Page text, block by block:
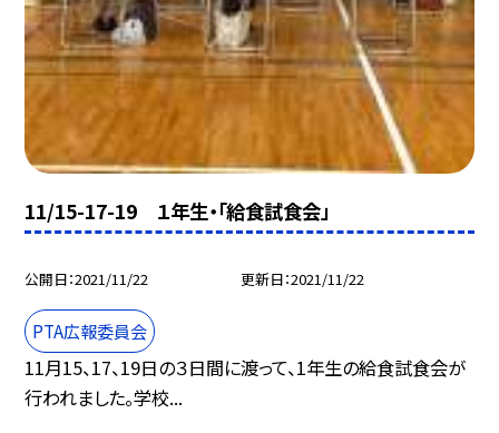
11/15-17-19 １年生・「給食試食会」
公開日 2021/11/22 更新日 2021/11/22
PTA広報委員会
11月15、17、19日の３日間に渡って、1年生の給食試食会が
行われました。学校...